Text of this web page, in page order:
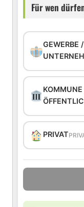
Für wen
GEWERBE /
PRIVAT